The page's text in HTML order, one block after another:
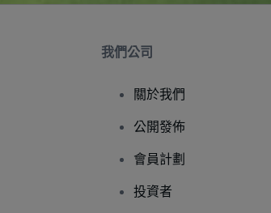
我們公司
關於我們
公開發佈
會員計劃
投資者